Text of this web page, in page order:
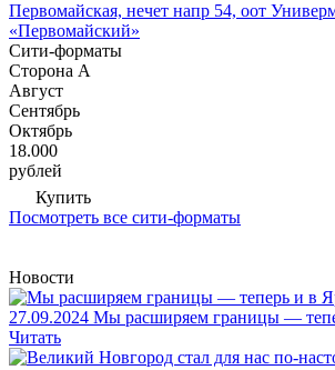
Первомайская, нечет напр 54, оот
«Первомайский»
Сити-форматы
Сторона А
Август
Сентябрь
Октябрь
18.000
рублей
Купить
Посмотреть все сити-форматы
Новости
27.09.2024 Мы расширяем границы —
Читать